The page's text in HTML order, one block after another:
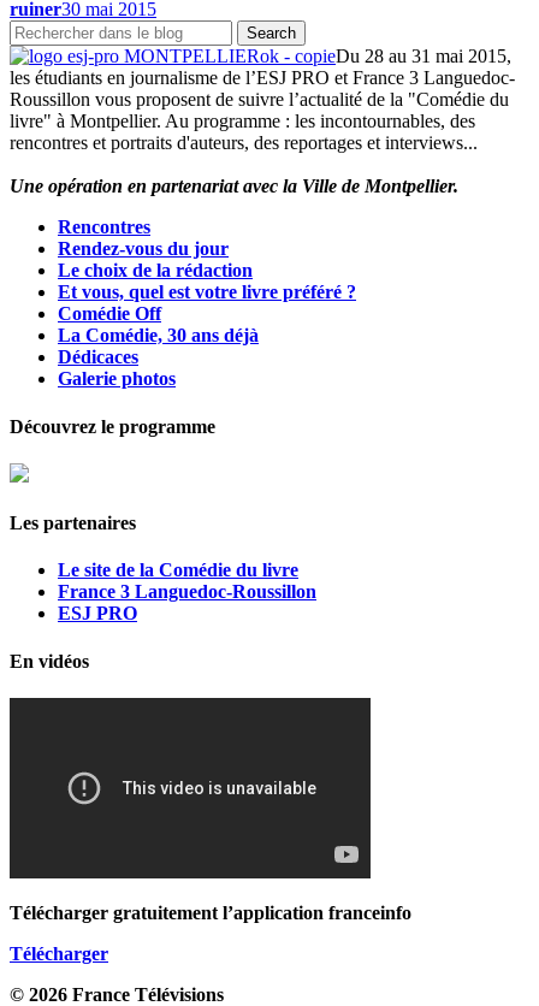
ruiner30 mai 2015
Du 28 au 31 mai 2015,
les étudiants en journalisme de l’ESJ PRO et France 3 Languedoc-
Roussillon vous proposent de suivre l’actualité de la "Comédie du
livre" à Montpellier. Au programme : les incontournables, des
rencontres et portraits d'auteurs, des reportages et interviews...
Une opération en partenariat avec la Ville de Montpellier.
Rencontres
Rendez-vous du jour
Le choix de la rédaction
Et vous, quel est votre livre préféré ?
Comédie Off
La Comédie, 30 ans déjà
Dédicaces
Galerie photos
Découvrez le programme
Les partenaires
Le site de la Comédie du livre
France 3 Languedoc-Roussillon
ESJ PRO
En vidéos
Télécharger gratuitement l’application franceinfo
Télécharger
© 2026 France Télévisions